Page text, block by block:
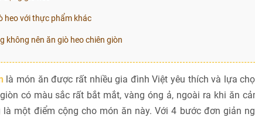
heo với thực phẩm khác
không nên ăn giò heo chiên giòn
là món ăn được rất nhiều gia đình Việt yêu thích và lựa
có màu sắc rất bắt mắt, vàng óng ả, ngoài ra khi ăn
là một điểm cộng cho món ăn này. Với 4 bước đơn giản